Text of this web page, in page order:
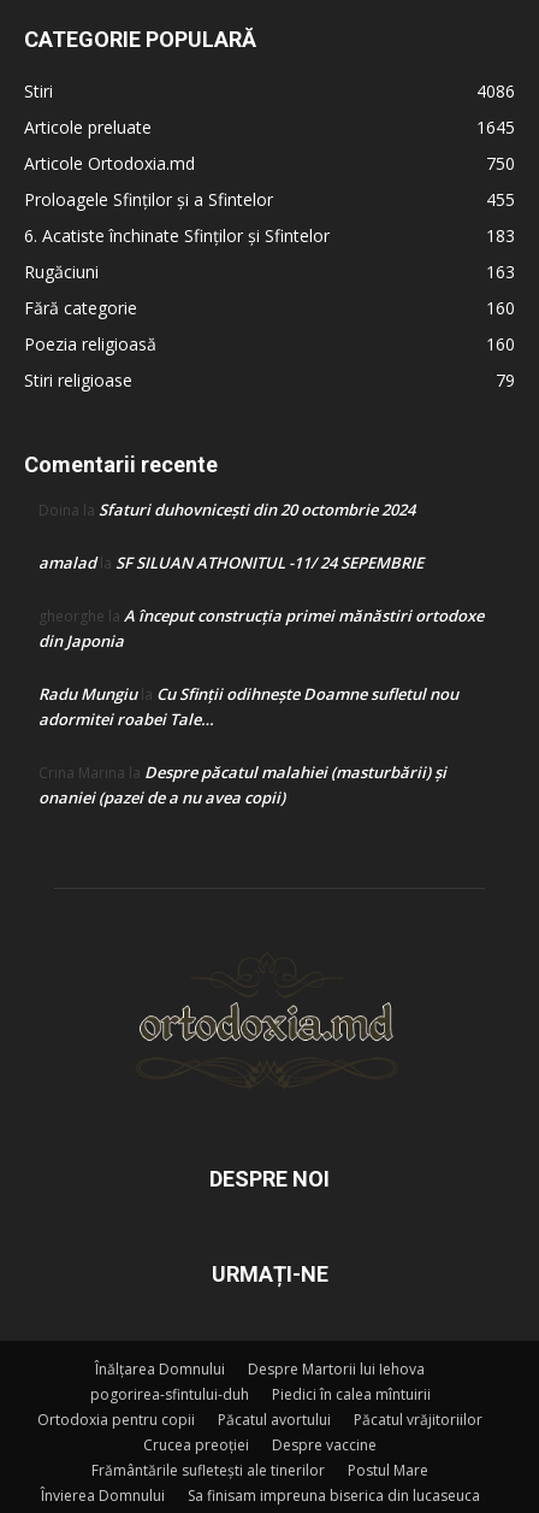
CATEGORIE POPULARĂ
Stiri
4086
Articole preluate
1645
Articole Ortodoxia.md
750
Proloagele Sfinților și a Sfintelor
455
6. Acatiste închinate Sfinților și Sfintelor
183
Rugăciuni
163
Fără categorie
160
Poezia religioasă
160
Stiri religioase
79
Comentarii recente
Doina la Sfaturi duhovnicești din 20 octombrie 2024
amaladla SF SILUAN ATHONITUL -11/ 24 SEPEMBRIE
gheorghe la A început construcţia primei mănăstiri ortodoxe
din Japonia
Radu Mungiula Cu Sfinții odihnește Doamne sufletul nou
adormitei roabei Tale…
Crina Marina la Despre păcatul malahiei (masturbării) şi
onaniei (pazei de a nu avea copii)
DESPRE NOI
URMAȚI-NE
Înălțarea Domnului
Despre Martorii lui Iehova
pogorirea-sfintului-duh
Piedici în calea mîntuirii
Ortodoxia pentru copii
Păcatul avortului
Păcatul vrăjitoriilor
Crucea preoției
Despre vaccine
Frământările sufletești ale tinerilor
Postul Mare
Învierea Domnului
Sa finisam impreuna biserica din lucaseuca